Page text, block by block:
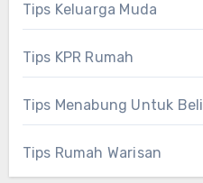
Tips Keluarga Muda
Tips KPR Rumah
Tips Menabung Untuk
Tips Rumah Warisan